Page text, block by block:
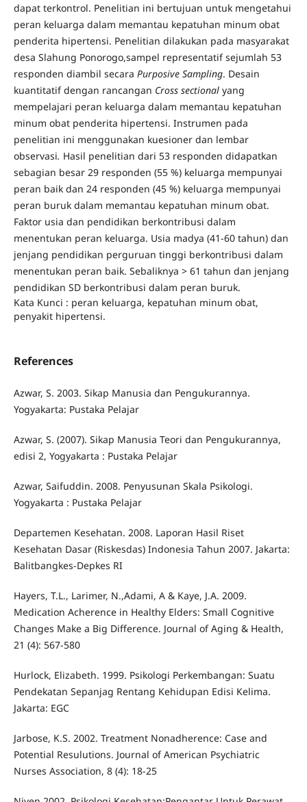
dapat terkontrol. Penelitian ini bertujuan untuk mengetahui
peran keluarga dalam memantau kepatuhan minum obat
penderita hipertensi. Penelitian dilakukan pada masyarakat
desa Slahung Ponorogo,sampel representatif sejumlah 53
responden diambil secara Purposive Sampling. Desain
kuantitatif dengan rancangan Cross sectional yang
mempelajari peran keluarga dalam memantau kepatuhan
minum obat penderita hipertensi. Instrumen pada
penelitian ini menggunakan kuesioner dan lembar
observasi. Hasil penelitian dari 53 responden didapatkan
sebagian besar 29 responden (55 %) keluarga mempunyai
peran baik dan 24 responden (45 %) keluarga mempunyai
peran buruk dalam memantau kepatuhan minum obat.
Faktor usia dan pendidikan berkontribusi dalam
menentukan peran keluarga. Usia madya (41-60 tahun) dan
jenjang pendidikan perguruan tinggi berkontribusi dalam
menentukan peran baik. Sebaliknya > 61 tahun dan jenjang
pendidikan SD berkontribusi dalam peran buruk.
Kata Kunci : peran keluarga, kepatuhan minum obat,
penyakit hipertensi.
References
Azwar, S. 2003. Sikap Manusia dan Pengukurannya.
Yogyakarta: Pustaka Pelajar
Azwar, S. (2007). Sikap Manusia Teori dan Pengukurannya,
edisi 2, Yogyakarta : Pustaka Pelajar
Azwar, Saifuddin. 2008. Penyusunan Skala Psikologi.
Yogyakarta : Pustaka Pelajar
Departemen Kesehatan. 2008. Laporan Hasil Riset
Kesehatan Dasar (Riskesdas) Indonesia Tahun 2007. Jakarta:
Balitbangkes-Depkes RI
Hayers, T.L., Larimer, N.,Adami, A & Kaye, J.A. 2009.
Medication Acherence in Healthy Elders: Small Cognitive
Changes Make a Big Difference. Journal of Aging & Health,
21 (4): 567-580
Hurlock, Elizabeth. 1999. Psikologi Perkembangan: Suatu
Pendekatan Sepanjag Rentang Kehidupan Edisi Kelima.
Jakarta: EGC
Jarbose, K.S. 2002. Treatment Nonadherence: Case and
Potential Resulutions. Journal of American Psychiatric
Nurses Association, 8 (4): 18-25